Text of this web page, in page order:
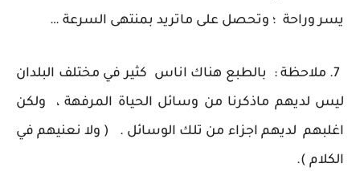
يسر وراحة ؛ وتحصل على ماتريد بمنتهى السرعة …
7. ملاحظة : بالطبع هناك اناس كثير في مختلف البلدان
ليس لديهم ماذكرنا من وسائل الحياة المرفهة ، ولكن
اغلبهم لديهم اجزاء من تلك الوسائل . ( ولا نعنيهم في
الكلام ).